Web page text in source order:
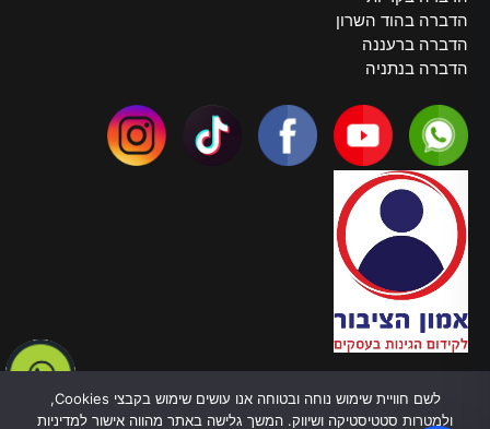
הדברה בהוד השרון
הדברה ברעננה
הדברה בנתניה
צרו קשר
טלפון:055-970-5878
לשם חוויית שימוש נוחה ובטוחה אנו עושים שימוש בקבצי Cookies,
ולמטרות סטטיסטיקה ושיווק. המשך גלישה באתר מהווה אישור למדיניות